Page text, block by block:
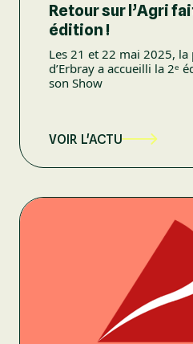
Retour sur l’Agri
édition !
Les 21 et 22 mai 2025,
d’Erbray a accueilli la 2ᵉ
son Show
VOIR L'ACTU